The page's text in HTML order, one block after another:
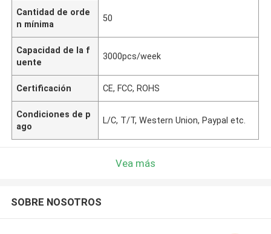
Cantidad de orde
n mínima
50
Capacidad de la f
uente
3000pcs/week
Certificación CE, FCC, ROHS
Condiciones de p
ago
L/C, T/T, Western Union, Paypal etc.
Vea más
SOBRE NOSOTROS